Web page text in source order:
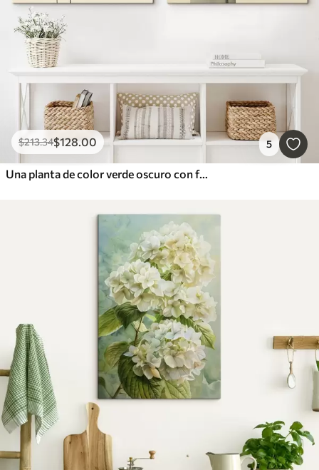
$213.34$128.00 5
Una planta de color verde oscuro con formas geométricas abstractas y texturas de acuarela en tonos beige y verde